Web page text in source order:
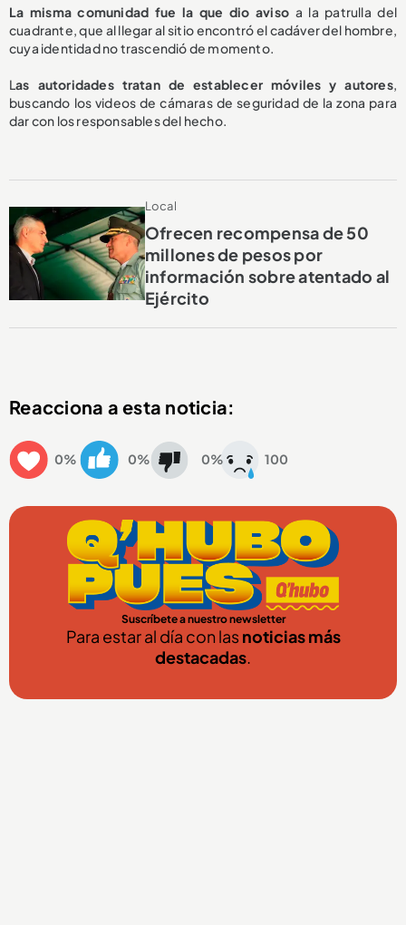
La misma comunidad fue la que dio aviso a la patrulla del
cuadrante, que al llegar al sitio encontró el cadáver del hombre,
cuya identidad no trascendió de momento.
Las autoridades tratan de establecer móviles y autores,
buscando los videos de cámaras de seguridad de la zona para
dar con los responsables del hecho.
Local
Ofrecen recompensa de 50
millones de pesos por
información sobre atentado al
Ejército
Reacciona a esta noticia:
0% 0% 0% 100
Suscríbete a nuestro newsletter
Para estar al día con lasnoticias más
destacadas.